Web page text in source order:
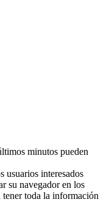
minutos pueden
usuarios interesados
su navegador en los
toda la información